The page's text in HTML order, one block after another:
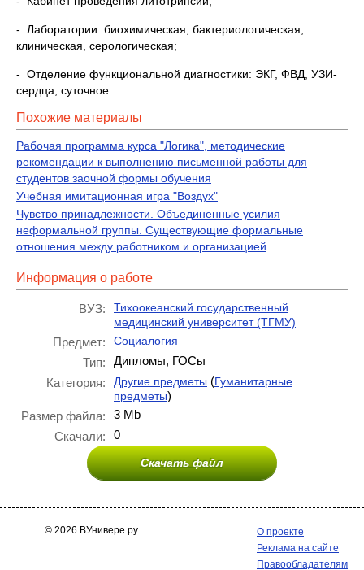
- Лаборатории: биохимическая, бактериологическая,
клиническая, серологическая;
- Отделение функциональной диагностики: ЭКГ, ФВД, УЗИ-
сердца, суточное
Похожие материалы
Рабочая программа курса "Логика", методические
рекомендации к выполнению письменной работы для
студентов заочной формы обучения
Учебная имитационная игра "Воздух"
Чувство принадлежности. Объединенные усилия
неформальной группы. Существующие формальные
отношения между работником и организацией
Информация о работе
ВУЗ:
Тихоокеанский государственный
медицинский университет (ТГМУ)
Предмет: Социалогия
Тип:
Дипломы, ГОСы
Категория:
Другие предметы (Гуманитарные
предметы)
Размер файла:
3 Mb
Скачали:
0
Скачать файл
© 2026 ВУнивере.ру
О проекте
Реклама на сайте
Правообладателям